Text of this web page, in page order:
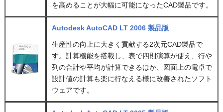
を高めることが大幅に可能になったCAD製品です。
Autodesk AutoCAD LT 2006 製品版
生産性の向上に大きく貢献する2次元CAD製品で
す。計算機能を搭載し、表で四則演算が使え、行や
列の合計や平均が計算できるほか、図面上の電卓で
設計値の計算も楽に行なえる様に改善されたソフト
ウェアです。